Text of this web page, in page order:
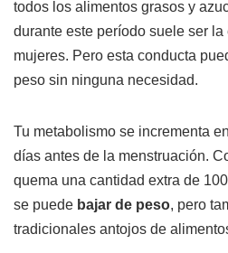
todos los alimentos grasos y
durante este período suele ser
mujeres. Pero esta conducta
peso sin ninguna necesidad.
Tu metabolismo se incrementa
días antes de la menstruación.
quema una cantidad extra de
se puede bajar de peso, pero
tradicionales antojos de